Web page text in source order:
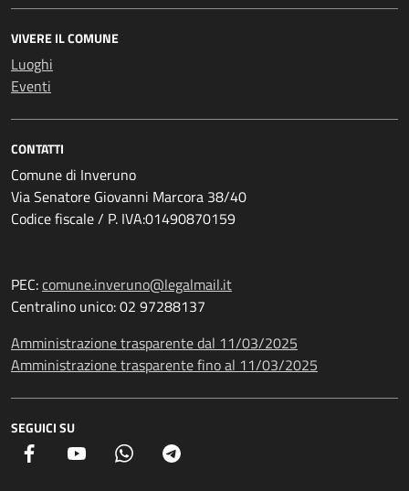
VIVERE IL COMUNE
Luoghi
Eventi
CONTATTI
Comune di Inveruno
Via Senatore Giovanni Marcora 38/40
Codice fiscale / P. IVA:01490870159
PEC:comune.inveruno@legalmail.it
Centralino unico: 02 97288137
Amministrazione trasparente dal 11/03/2025
Amministrazione trasparente fino al 11/03/2025
SEGUICI SU
Facebook YouTube Whatsapp